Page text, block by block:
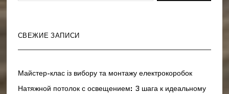
СВЕЖИЕ ЗАПИСИ
Майстер-клас із вибору та монтажу електрокоробок
Натяжной потолок с освещением: 3 шага к идеальному